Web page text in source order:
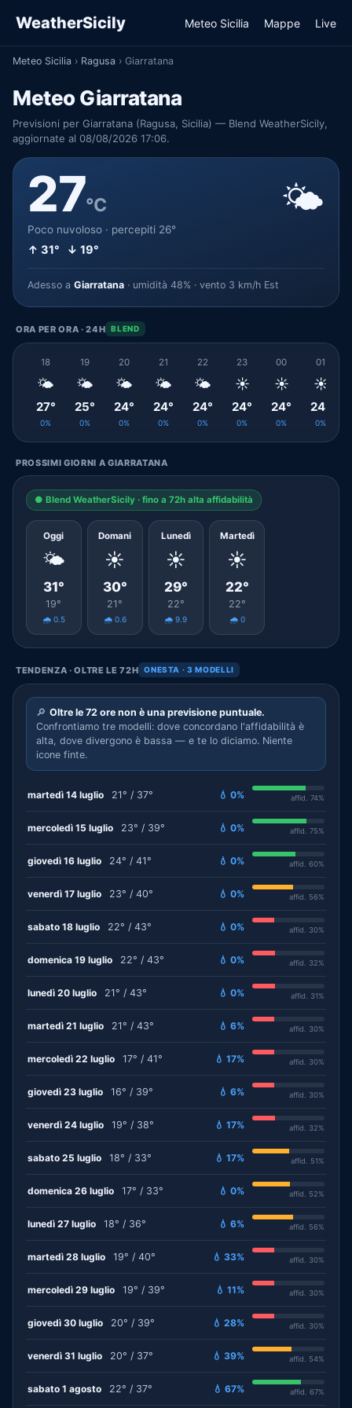
WeatherSicily Meteo Sicilia Mappe Live
Meteo Sicilia › Ragusa › Giarratana
Meteo Giarratana
Previsioni per Giarratana (Ragusa, Sicilia) — Blend WeatherSicily,
aggiornate al 08/08/2026 17:06.
27°C
Poco nuvoloso · percepiti 26°
↑ 31° ↓ 19°
🌤️
Adesso a Giarratana · umidità 48% · vento 3 km/h Est
ORA PER ORA · 24H BLEND
18
🌤️
27°
0%
19
🌤️
25°
0%
20
🌤️
24°
0%
21
🌤️
24°
0%
22
🌤️
24°
0%
23
☀️
24°
0%
00
☀️
24°
0%
01
☀️
24°
0%
PROSSIMI GIORNI A GIARRATANA
● Blend WeatherSicily · fino a 72h alta affidabilità
Oggi
🌤️
31°
19°
🌧️ 0.5
Domani
☀️
30°
21°
🌧️ 0.6
Lunedì
☀️
29°
22°
🌧️ 9.9
Martedì
☀️
22°
22°
🌧️ 0
TENDENZA · OLTRE LE 72H ONESTA · 3 MODELLI
🔎 Oltre le 72 ore non è una previsione puntuale.
Confrontiamo tre modelli: dove concordano l'affidabilità è
alta, dove divergono è bassa — e te lo diciamo. Niente
icone finte.
martedì 14 luglio 21° / 37° 💧 0% affid. 74%
mercoledì 15 luglio 23° / 39° 💧 0% affid. 75%
giovedì 16 luglio 24° / 41° 💧 0% affid. 60%
venerdì 17 luglio 23° / 40° 💧 0% affid. 56%
sabato 18 luglio 22° / 43° 💧 0% affid. 30%
domenica 19 luglio 22° / 43° 💧 0% affid. 32%
lunedì 20 luglio 21° / 43° 💧 0% affid. 31%
martedì 21 luglio 21° / 43° 💧 6% affid. 30%
mercoledì 22 luglio 17° / 41° 💧 17% affid. 30%
giovedì 23 luglio 16° / 39° 💧 6% affid. 30%
venerdì 24 luglio 19° / 38° 💧 17% affid. 32%
sabato 25 luglio 18° / 33° 💧 17% affid. 51%
domenica 26 luglio 17° / 33° 💧 0% affid. 52%
lunedì 27 luglio 18° / 36° 💧 6% affid. 56%
martedì 28 luglio 19° / 40° 💧 33% affid. 30%
mercoledì 29 luglio 19° / 39° 💧 11% affid. 30%
giovedì 30 luglio 20° / 39° 💧 28% affid. 30%
venerdì 31 luglio 20° / 37° 💧 39% affid. 54%
sabato 1 agosto 22° / 37° 💧 67% affid. 67%